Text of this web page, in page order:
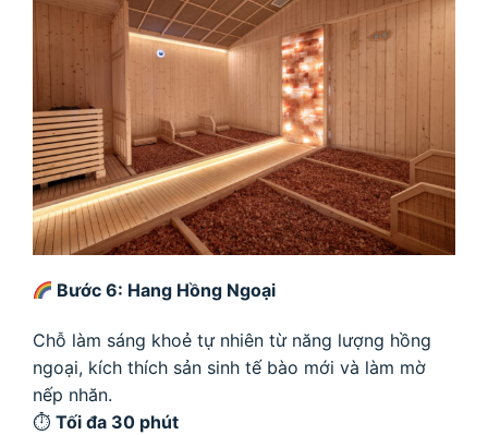
Bước 6: Hang Hồng Ngoại
Chỗ làm sáng khoẻ tự nhiên từ năng lượng hồng
ngoại, kích thích sản sinh tế bào mới và làm mờ
nếp nhăn.
⏱ Tối đa 30 phút